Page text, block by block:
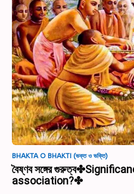
BHAKTA O BHAKTI (ভক্ত ও ভক্তি)
বৈষ্ণব সঙ্গের
association?✤